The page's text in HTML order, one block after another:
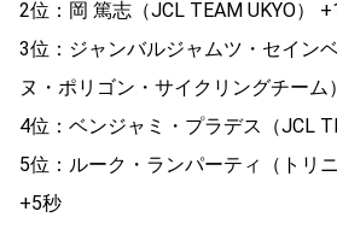
2位：岡 篤志（JCL TEAM UKYO）
3位：ジャンバルジャムツ・セイン
ヌ・ポリゴン・サイクリングチーム
4位：ベンジャミ・プラデス（JCL
5位：ルーク・ランパーティ（トリ
+5秒